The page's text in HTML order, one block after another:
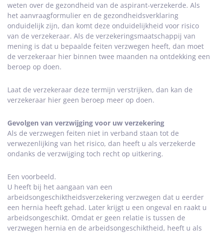
weten over de gezondheid van de aspirant-verzekerde. Als
het aanvraagformulier en de gezondheidsverklaring
onduidelijk zijn, dan komt deze onduidelijkheid voor risico
van de verzekeraar. Als de verzekeringsmaatschappij van
mening is dat u bepaalde feiten verzwegen heeft, dan moet
de verzekeraar hier binnen twee maanden na ontdekking een
beroep op doen.
Laat de verzekeraar deze termijn verstrijken, dan kan de
verzekeraar hier geen beroep meer op doen.
Gevolgen van verzwijging voor uw verzekering
Als de verzwegen feiten niet in verband staan tot de
verwezenlijking van het risico, dan heeft u als verzekerde
ondanks de verzwijging toch recht op uitkering.
Een voorbeeld.
U heeft bij het aangaan van een
arbeidsongeschiktheidsverzekering verzwegen dat u eerder
een hernia heeft gehad. Later krijgt u een ongeval en raakt u
arbeidsongeschikt. Omdat er geen relatie is tussen de
verzwegen hernia en de arbeidsongeschiktheid, heeft u als